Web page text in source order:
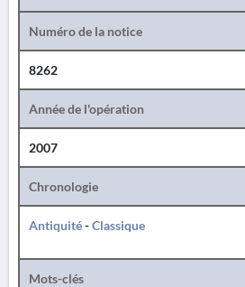
Numéro de la notice
8262
Année de l'opération
2007
Chronologie
Antiquité-Classique
Mots-clés